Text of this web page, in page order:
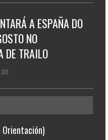
A ESPAÑA DO
NO
DE TRAILO
Orientación)